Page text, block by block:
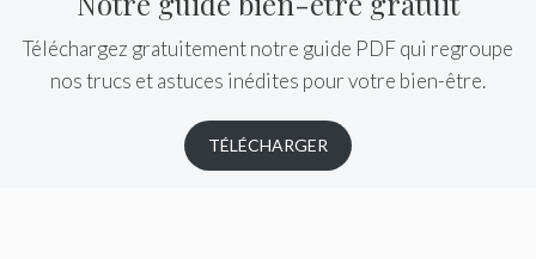
Téléchargez gratuitement notre guide PDF qui regroupe
nos trucs et astuces inédites pour votre bien-être.
TÉLÉCHARGER